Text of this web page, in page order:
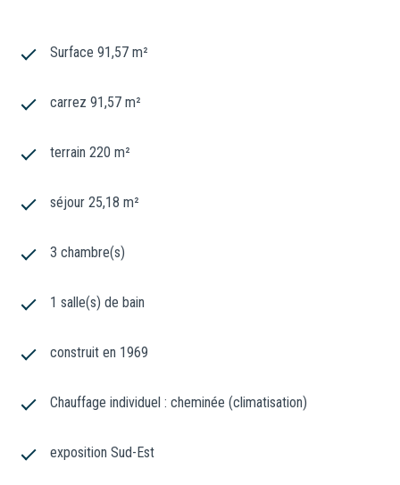
Surface 91,57 m²
carrez 91,57 m²
terrain 220 m²
séjour 25,18 m²
3 chambre(s)
1 salle(s) de bain
construit en 1969
Chauffage individuel : cheminée (climatisation)
exposition Sud-Est